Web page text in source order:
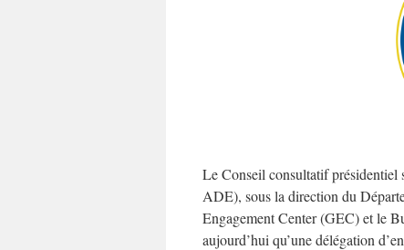
Le Conseil consultatif présidentiel
ADE), sous la direction du
Engagement Center (GEC) et le
aujourd’hui qu’une délégation